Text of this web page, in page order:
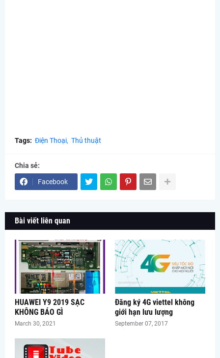
Tags: Điện Thoại Thủ thuật
Chia sẻ:
Facebook
Bài viết liên quan
HUAWEI Y9 2019 SẠC
KHÔNG BÁO GÌ
March 30, 2021
Đăng ký 4G viettel không
giới hạn lưu lượng
September 07, 2017